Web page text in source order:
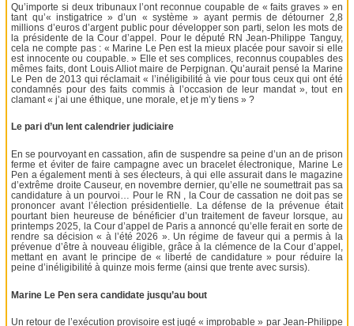
Qu’importe si deux tribunaux l’ont reconnue coupable de « faits graves » en
tant qu’« instigatrice » d’un « système » ayant permis de détourner 2,8
millions d’euros d’argent public pour développer son parti, selon les mots de
la présidente de la Cour d’appel. Pour le député RN Jean-Philippe Tanguy,
cela ne compte pas : « Marine Le Pen est la mieux placée pour savoir si elle
est innocente ou coupable. » Elle et ses complices, reconnus coupables des
mêmes faits, dont Louis Alliot maire de Perpignan. Qu’aurait pensé la Marine
Le Pen de 2013 qui réclamait « l’inéligibilité à vie pour tous ceux qui ont été
condamnés pour des faits commis à l’occasion de leur mandat », tout en
clamant « j’ai une éthique, une morale, et je m’y tiens » ?
Le pari d’un lent calendrier judiciaire
En se pourvoyant en cassation, afin de suspendre sa peine d’un an de prison
ferme et éviter de faire campagne avec un bracelet électronique, Marine Le
Pen a également menti à ses électeurs, à qui elle assurait dans le magazine
d’extrême droite Causeur, en novembre dernier, qu’elle ne soumettrait pas sa
candidature à un pourvoi… Pour le RN , la Cour de cassation ne doit pas se
prononcer avant l’élection présidentielle. La défense de la prévenue était
pourtant bien heureuse de bénéficier d’un traitement de faveur lorsque, au
printemps 2025, la Cour d’appel de Paris a annoncé qu’elle ferait en sorte de
rendre sa décision « à l’été 2026 ». Un régime de faveur qui a permis à la
prévenue d’être à nouveau éligible, grâce à la clémence de la Cour d’appel,
mettant en avant le principe de « liberté de candidature » pour réduire la
peine d’inéligibilité à quinze mois ferme (ainsi que trente avec sursis).
Marine Le Pen sera candidate jusqu’au bout
Un retour de l’exécution provisoire est jugé « improbable » par Jean-Philippe